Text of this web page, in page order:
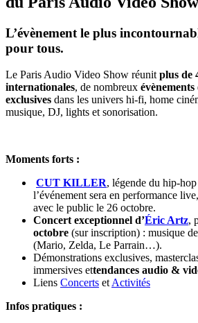
L’évènement le plus
pour tous.
Le Paris Audio Video Show réunit plus de
internationales, de nombreux évènements
exclusives dans les univers hi-fi, home
musique, DJ, lights et sonorisation.
Moments forts :
CUT KILLER, légende du hip-
l’événement sera en performance
avec le public le 26 octobre.
Concert exceptionnel d’Éric Artz,
octobre (sur inscription) : musique
(Mario, Zelda, Le Parrain…).
Démonstrations exclusives,
immersives ettendances audio &
Liens Concerts et Activités
Infos pratiques :